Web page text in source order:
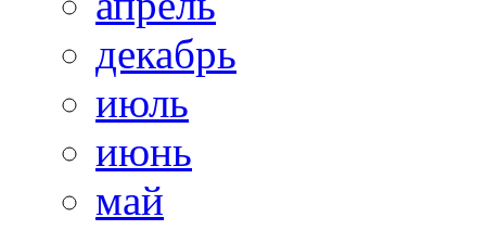
декабрь
июль
июнь
май